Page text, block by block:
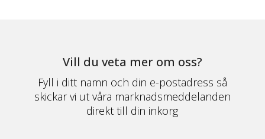
Vill du veta mer om oss?
Fyll i ditt namn och din e-postadress så
skickar vi ut våra marknadsmeddelanden
direkt till din inkorg